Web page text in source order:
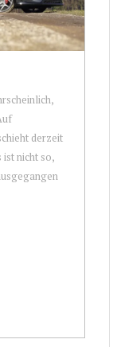
derzeit
ist nicht so,